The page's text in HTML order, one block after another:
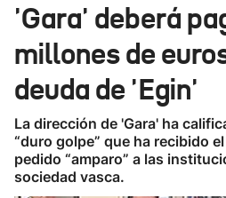
'Gara' deberá
millones de
deuda de 'Egin'
La dirección de 'Gara' ha
“duro golpe” que ha recibido
pedido “amparo” a las
sociedad vasca.